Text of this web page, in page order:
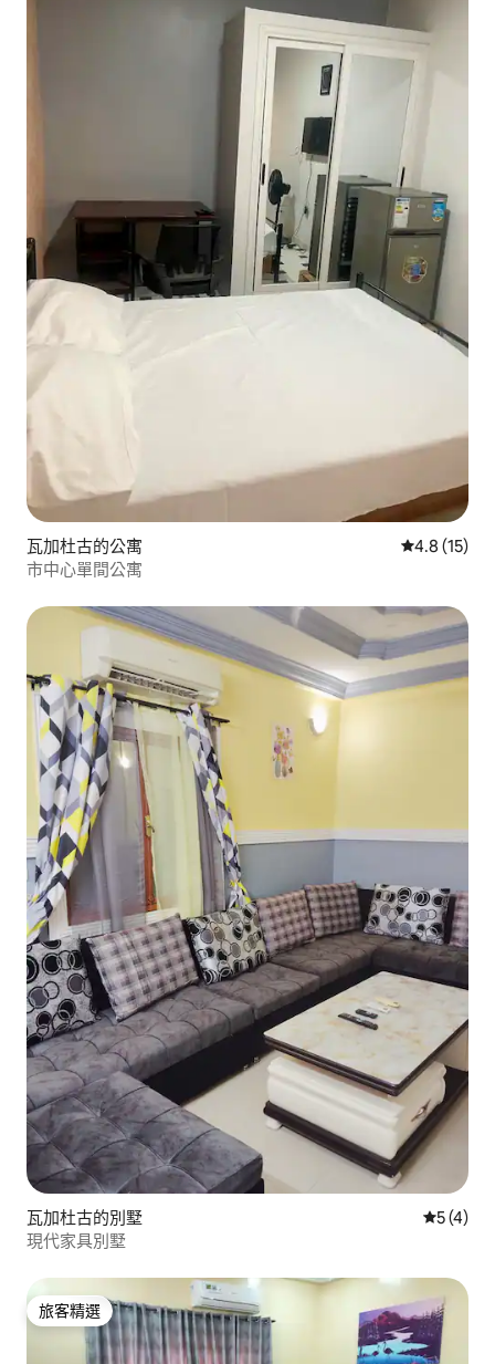
瓦加杜古的公寓 從 15 則評
4.8 (15)
市中心單間公寓
瓦加杜古的別墅 從 4 則評
5 (4)
現代家具別墅
旅客精選
旅客精選